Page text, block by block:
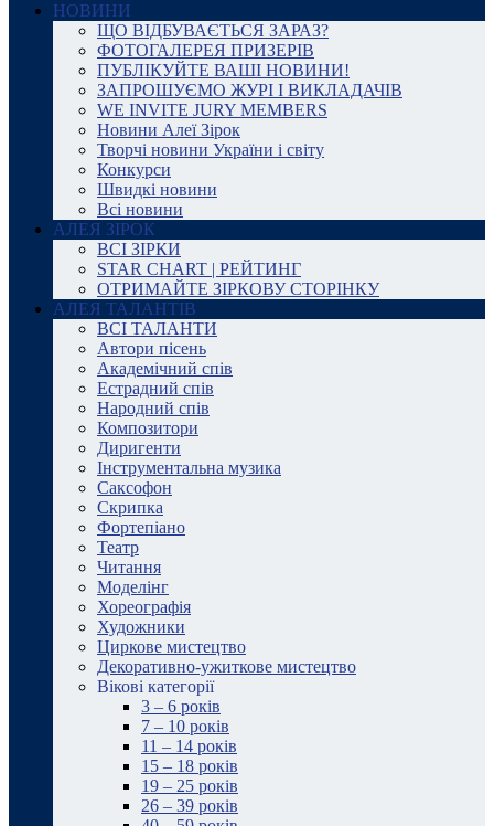
НОВИНИ
ЩО ВІДБУВАЄТЬСЯ ЗАРАЗ?
ФОТОГАЛЕРЕЯ ПРИЗЕРІВ
ПУБЛІКУЙТЕ ВАШІ НОВИНИ!
ЗАПРОШУЄМО ЖУРІ І ВИКЛАДАЧІВ
WE INVITE JURY MEMBERS
Новини Алеї Зірок
Творчі новини України і світу
Конкурси
Швидкі новини
Всі новини
АЛЕЯ ЗІРОК
ВСІ ЗІРКИ
STAR CHART | РЕЙТИНГ
ОТРИМАЙТЕ ЗІРКОВУ СТОРІНКУ
АЛЕЯ ТАЛАНТІВ
ВСІ ТАЛАНТИ
Автори пісень
Академічний спів
Естрадний спів
Народний спів
Композитори
Диригенти
Інструментальна музика
Саксофон
Скрипка
Фортепіано
Театр
Читання
Моделінг
Хореографія
Художники
Циркове мистецтво
Декоративно-ужиткове мистецтво
Вікові категорії
3 – 6 років
7 – 10 років
11 – 14 років
15 – 18 років
19 – 25 років
26 – 39 років